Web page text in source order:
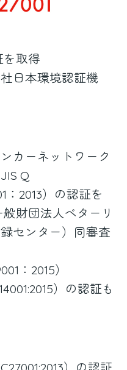
を取得
日本環境認証機
カーネットワーク
Q
：2013）の認証を
財団法人ベターリ
センター）同審査
：2015）
）の認証も